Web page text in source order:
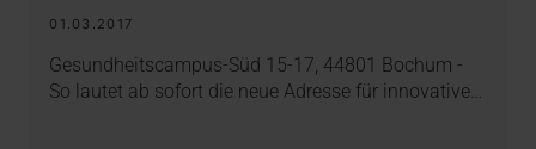
01.03.2017
Gesundheitscampus-Süd 15-17, 44801 Bochum -
So lautet ab sofort die neue Adresse für innovative…